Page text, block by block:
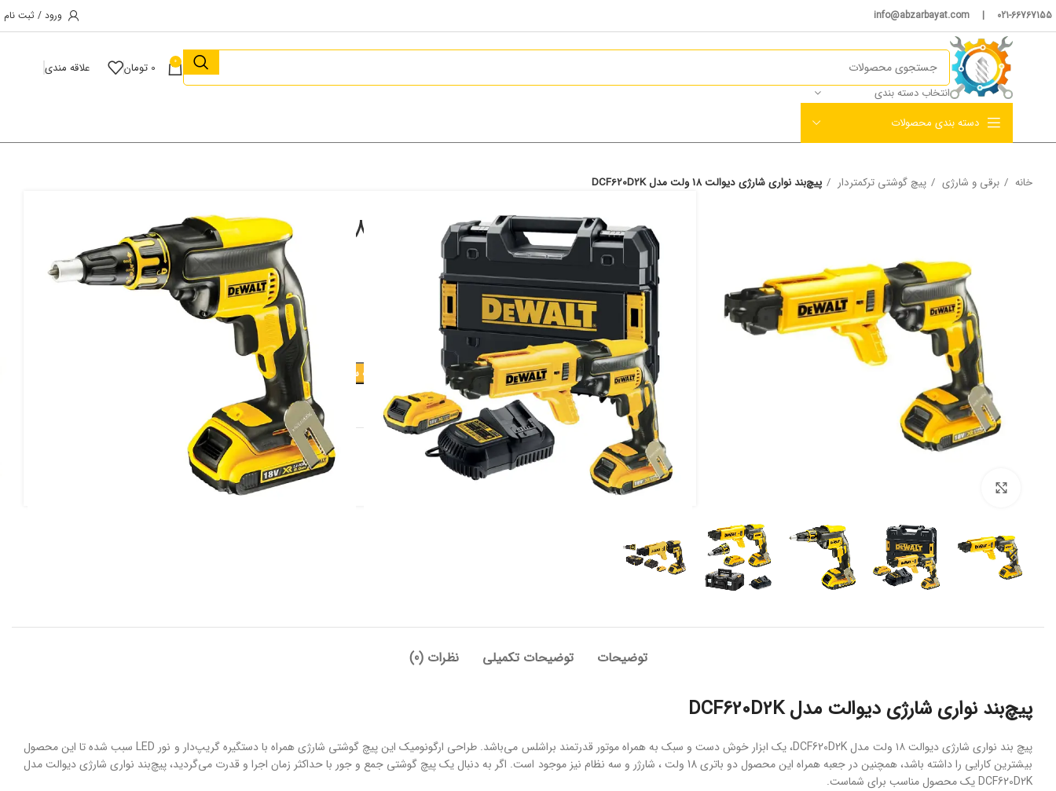
021-66767155 | info@abzarbayat.com ورود / ثبت نام
انتخاب دسته بندی
0
0 تومان علاقه مندی
دسته بندی محصولات
خانه برقی و شارژی پیچ گوشتی ترکمتردار پیچ‌بند نواری شارژی دیوالت ۱۸ ولت مدل DCF620D2K
پیچ‌بند نواری شارژی دیوالت ۱۸ ولت مدل
DCF620D2K
50,299,000 تومان
افزودن به سبد خرید
افزودن به علاقه مندی
دسته:برقی و شارژی
پیچ گوشتی ترکمتردار
برچسب:دیوالت
توضیحات توضیحات تکمیلی نظرات (0)
پیچ‌بند نواری شارژی دیوالت مدل DCF620D2K
پیچ بند نواری شارژی دیوالت ۱۸ ولت مدل DCF620D2K، یک ابزار خوش دست و سبک به همراه موتور قدرتمند براشلس می‌باشد. طراحی ارگونومیک این پیچ گوشتی شارژی همراه با دستگیره گریپ‌دار و نور LED سبب شده تا این محصول
بیشترین کارایی را داشته باشد، همچنین در جعبه همراه این محصول دو باتری 18 ولت ، شارژر و سه نظام نیز موجود است. اگر به دنبال یک پیچ گوشتی جمع و جور با حداکثر زمان اجرا و قدرت می‌گردید، پیچ‌بند نواری شارژی دیوالت مدل
DCF620D2K یک محصول مناسب برای شماست.